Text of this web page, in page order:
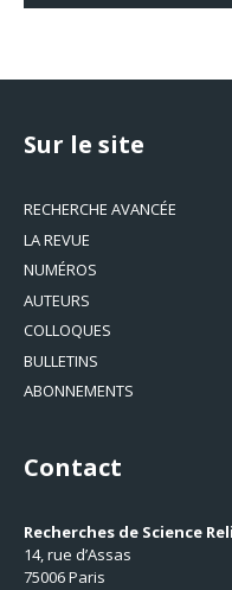
Sur le site
RECHERCHE AVANCÉE
LA REVUE
NUMÉROS
AUTEURS
COLLOQUES
BULLETINS
ABONNEMENTS
Contact
Recherches de Science
14, rue d’Assas
75006 Paris